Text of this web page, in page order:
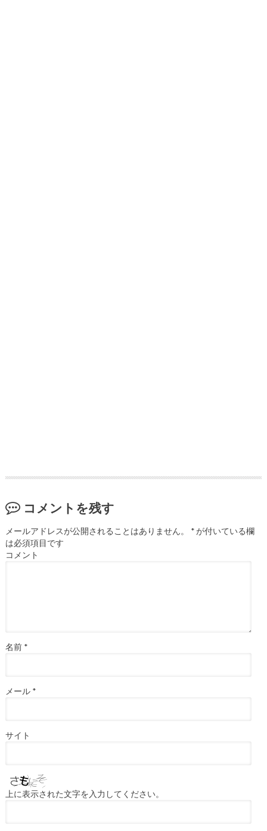
コメントを残す
メールアドレスが公開されることはありません。 *が付いている欄
は必須項目です
コメント
名前 *
メール *
サイト
上に表示された文字を入力してください。